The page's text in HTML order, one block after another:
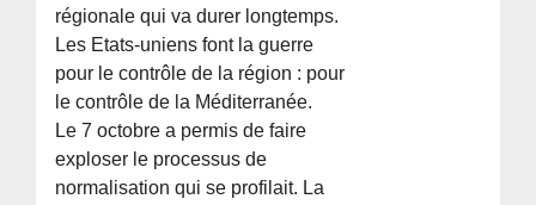
régionale qui va durer longtemps.
Les Etats-uniens font la guerre
pour le contrôle de la région : pour
le contrôle de la Méditerranée.
Le 7 octobre a permis de faire
exploser le processus de
normalisation qui se profilait. La